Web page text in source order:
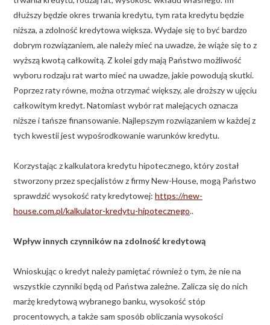
dłuższy będzie okres trwania kredytu, tym rata kredytu będzie
niższa, a zdolność kredytowa większa. Wydaje się to być bardzo
dobrym rozwiązaniem, ale należy mieć na uwadze, że wiąże się to z
wyższą kwotą całkowitą. Z kolei gdy mają Państwo możliwość
wyboru rodzaju rat warto mieć na uwadze, jakie powodują skutki.
Poprzez raty równe, można otrzymać większy, ale droższy w ujęciu
całkowitym kredyt. Natomiast wybór rat malejących oznacza
niższe i tańsze finansowanie. Najlepszym rozwiązaniem w każdej z
tych kwestii jest wypośrodkowanie warunków kredytu.
Korzystając z kalkulatora kredytu hipotecznego, który został
stworzony przez specjalistów z firmy New-House, mogą Państwo
sprawdzić wysokość raty kredytowej: https://new-
house.com.pl/kalkulator-kredytu-hipotecznego..
Wpływ innych czynników na zdolność kredytową
Wnioskując o kredyt należy pamiętać również o tym, że nie na
wszystkie czynniki będą od Państwa zależne. Zalicza się do nich
marżę kredytową wybranego banku, wysokość stóp
procentowych, a także sam sposób obliczania wysokości